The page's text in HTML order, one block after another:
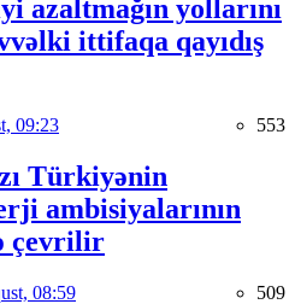
azaltmağın yollarını
ittifaqa qayıdış
09:23 553
Türkiyənin
ambisiyalarının
çevrilir
08:59 509